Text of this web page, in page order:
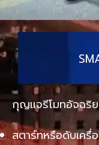
กุญแจรีโมทอัจฉริ
สตาร์ทหรือดับเครื่